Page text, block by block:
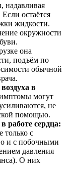
надавливая
остаётся
жидкости.
окружности
она
подъём по
обычной
в
могут
не
помощью.
работе сердца:
только с
и с побочными
давления
О них